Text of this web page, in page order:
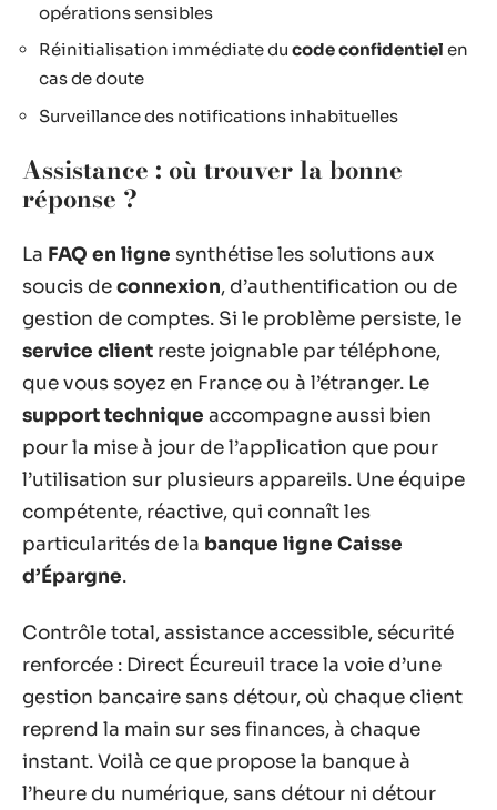
opérations sensibles
Réinitialisation immédiate du code confidentiel en
cas de doute
Surveillance des notifications inhabituelles
Assistance : où trouver la bonne
réponse ?
La FAQ en ligne synthétise les solutions aux
soucis deconnexion, d’authentification ou de
gestion de comptes. Si le problème persiste, le
service client reste joignable par téléphone,
que vous soyez en France ou à l’étranger. Le
support technique accompagne aussi bien
pour la mise à jour de l’application que pour
l’utilisation sur plusieurs appareils. Une équipe
compétente, réactive, qui connaît les
particularités de la banque ligne Caisse
d’Épargne.
Contrôle total, assistance accessible, sécurité
renforcée : Direct Écureuil trace la voie d’une
gestion bancaire sans détour, où chaque client
reprend la main sur ses finances, à chaque
instant. Voilà ce que propose la banque à
l’heure du numérique, sans détour ni détour